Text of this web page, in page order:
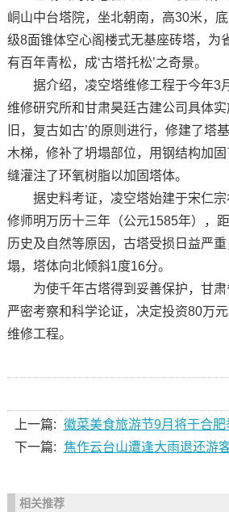
峒山中台塔院，坐北朝南，高30米，
级8面锥体空心阁楼式无基座砖塔，为
有百年青松，成‘古塔托松’之奇景。
据介绍，凌空塔维修工程于今年3
维修研究所和甘肃昊廷古建公司具体实
旧，复古如古’的原则进行，修建了塔
木梯，修补了坍塌部位，用钢结构加
缝灌注了环氧树脂以加固塔体。
据史料考证，凌空塔始建于宋仁宗
修师明万历十三年（公元1585年），
历史及自然等原因，古塔受损日益严
塌，塔体向北倾斜1度16分。
为使千年古塔得到妥善保护，甘肃
严密考察和科学论证，决定投资80万
维修工程。
上一篇: 徽菜美食旅游节9月将于合肥
下一篇: 焦作云台山遭逢大雨退还游
相关推荐